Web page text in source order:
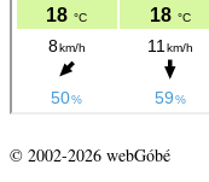
© 2002-2026 webGóbé